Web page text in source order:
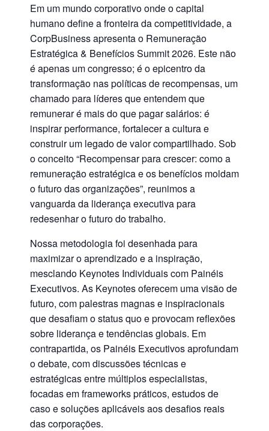
Em um mundo corporativo onde o capital
humano define a fronteira da competitividade, a
CorpBusiness apresenta o Remuneração
Estratégica & Benefícios Summit 2026. Este não
é apenas um congresso; é o epicentro da
transformação nas políticas de recompensas, um
chamado para líderes que entendem que
remunerar é mais do que pagar salários: é
inspirar performance, fortalecer a cultura e
construir um legado de valor compartilhado. Sob
o conceito“Recompensar para crescer: como a
remuneração estratégica e os benefícios moldam
o futuro das organizações”, reunimos a
vanguarda da liderança executiva para
redesenhar o futuro do trabalho.
Nossa metodologia foi desenhada para
maximizar o aprendizado e a inspiração,
mesclando Keynotes Individuaiscom Painéis
Executivos. As Keynotes oferecem uma visão de
futuro, com palestras magnas e inspiracionais
que desafiam o status quo e provocam reflexões
sobre liderança e tendências globais. Em
contrapartida, os Painéis Executivos aprofundam
o debate, com discussões técnicas e
estratégicas entre múltiplos especialistas,
focadas em frameworks práticos, estudos de
caso e soluções aplicáveis aos desafios reais
das corporações.